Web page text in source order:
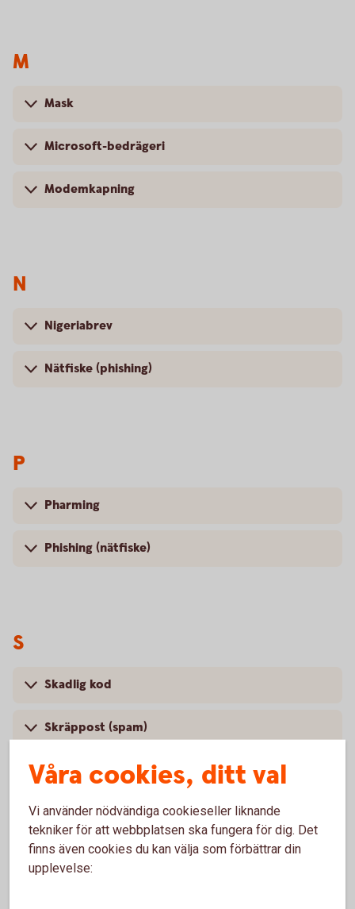
M
Mask
Microsoft-bedrägeri
Modemkapning
N
Nigeriabrev
Nätfiske (phishing)
P
Pharming
Phishing (nätfiske)
S
Skadlig kod
Skräppost (spam)
Smishing (sms-fiske)
Social manipulering
Spionprogram (spyware)
Våra cookies, ditt val
Vi använder nödvändiga cookieseller liknande
tekniker för att webbplatsen ska fungera för dig. Det
finns även cookies du kan välja som förbättrar din
upplevelse: